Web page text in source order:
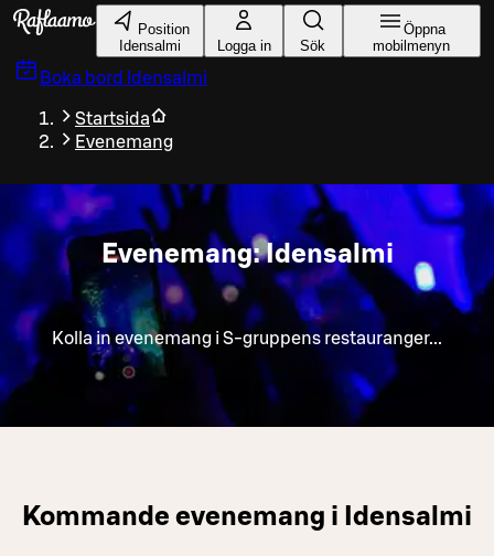
Gå till huvudinnehållet
Position
Idensalmi
Logga in Sök
Öppna
mobilmenyn
Boka bord Idensalmi
Startsida
Evenemang
Evenemang: Idensalmi
Kolla in evenemang i S-gruppens restauranger...
Kommande evenemang i Idensalmi